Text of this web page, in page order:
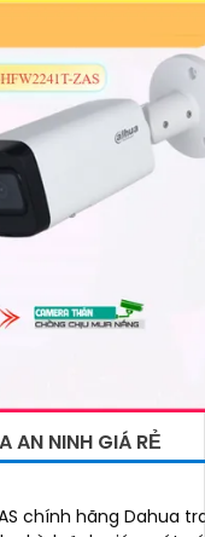
AN NINH GIÁ RẺ
chính hãng Dahua